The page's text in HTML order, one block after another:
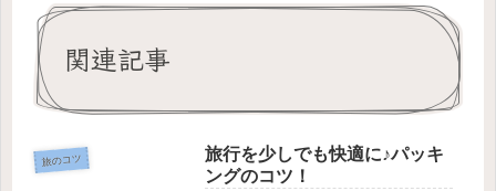
関連記事
旅のコツ
旅行を少しでも快適に♪パッキ
ングのコツ！